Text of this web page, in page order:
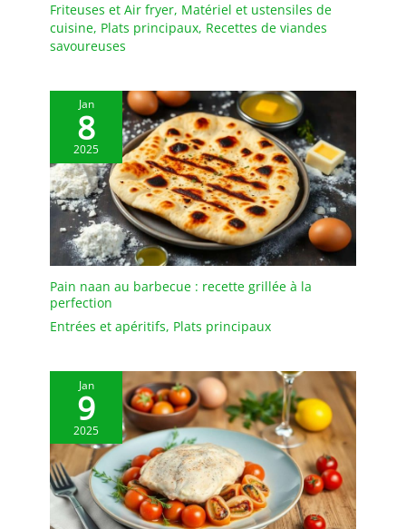
assiettes plates blanches
est soigneusement
carton, avec un
rembourrage entre
chaque assiette pour
garantissant une
livraison sûre et sans
dommage 【Facile à
Nettoyer et à Ranger】
L'intérieur assiettes
plates en porcelaine est
lisse et facile à nettoyer.
Vous pouvez laver le
simplement l'essuyer
Friteuses et Air fryer, Matériel et ustensiles de
cuisine, Plats principaux, Recettes de viandes
savoureuses
Jan
8
2025
Pain naan au barbecue : recette grillée à la
perfection
Entrées et apéritifs, Plats principaux
Jan
9
2025